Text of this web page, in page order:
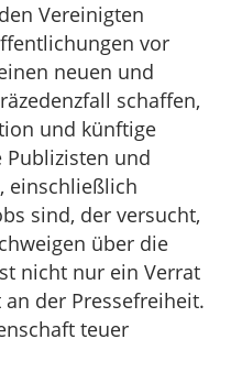
Vereinigten
vor
neuen und
schaffen,
und künftige
Publizisten und
einschließlich
sind, der versucht,
über die
nicht nur ein Verrat
der Pressefreiheit.
teuer